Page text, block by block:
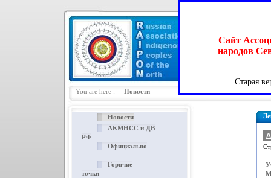
You are here : Новости
Новости
АКМНСС и ДВ
РФ
Официально
Горячие
точки
Сайт
народов
Старая